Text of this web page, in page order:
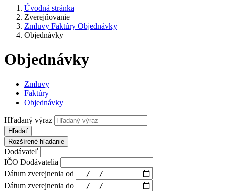
Úvodná stránka
Zverejňovanie
Zmluvy Faktúry Objednávky
Objednávky
Objednávky
Zmluvy
Faktúry
Objednávky
Hľadaný výraz
Hľadať
Rozšírené hľadanie
Dodávateľ
IČO Dodávatelia
Dátum zverejnenia od
Dátum zverejnenia do